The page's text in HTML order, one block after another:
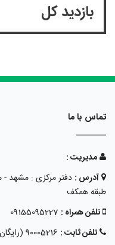
بازدید کل
تماس با ما
مدیریت :
آدرس :
طبقه همکف
تلفن همراه : 09155095227
تلفن ثابت : 90005216 (رایگان بدون پیش شماره)